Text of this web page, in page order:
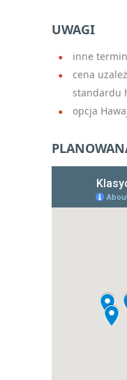
UWAGI
inne
cena
standardu
opcja